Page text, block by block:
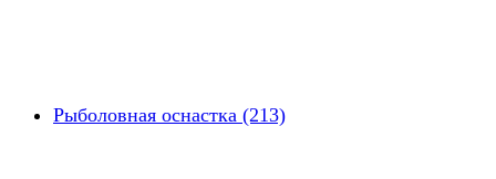
Рыболовная оснастка (213)